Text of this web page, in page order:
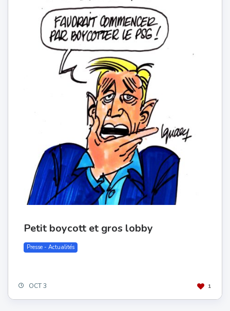
Petit boycott et gros lobby
Presse - Actualités
OCT 3 1